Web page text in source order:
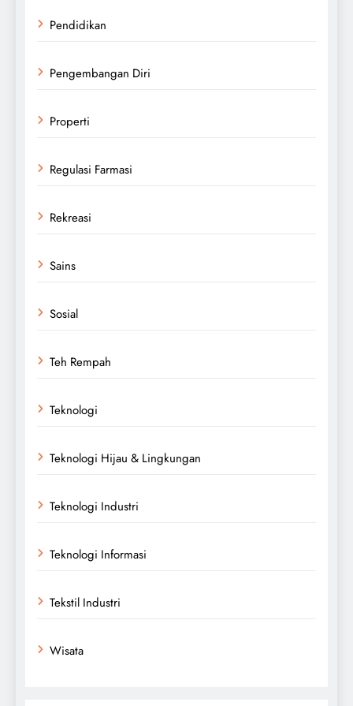
Pendidikan
Pengembangan Diri
Properti
Regulasi Farmasi
Rekreasi
Sains
Sosial
Teh Rempah
Teknologi
Teknologi Hijau & Lingkungan
Teknologi Industri
Teknologi Informasi
Tekstil Industri
Wisata